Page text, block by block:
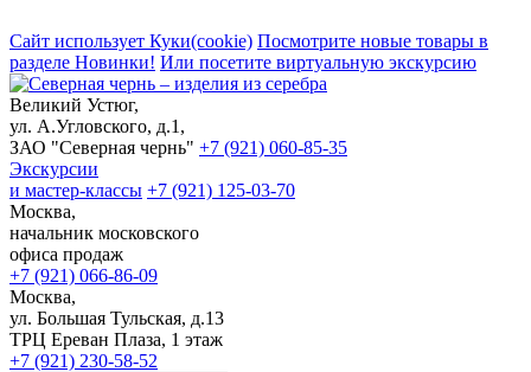
Сайт использует Куки(cookie) Посмотрите новые товары в
разделе Новинки! Или посетите виртуальную экскурсию
Великий Устюг,
ул. А.Угловского, д.1,
ЗАО "Северная чернь" +7 (921) 060-85-35
Экскурсии
и мастер-классы +7 (921) 125-03-70
Москва,
начальник московского
офиса продаж
+7 (921) 066-86-09
Москва,
ул. Большая Тульская, д.13
ТРЦ Ереван Плаза, 1 этаж
+7 (921) 230-58-52